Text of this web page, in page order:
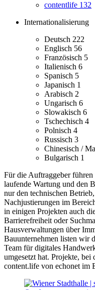
contentlife 132
Internationalisierung
Deutsch 222
Englisch 56
Französisch 5
Italienisch 6
Spanisch 5
Japanisch 1
Arabisch 2
Ungarisch 6
Slowakisch 6
Tschechisch 4
Polnisch 4
Russisch 3
Chinesisch /
Bulgarisch 1
Für die Auftraggeber
laufende Wartung und den
nur den technischen
Nachjustierungen im
in einigen Projekten auch
Barrierefreiheit oder
Hausverwaltungen über
Bauunternehmen listen wir
Team für digitales
umgesetzt hat. Projekte, bei
content.life von echonet im